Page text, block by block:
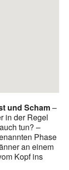
und Scham–
in der Regel
tun? –
Phase
an einem
Kopf ins